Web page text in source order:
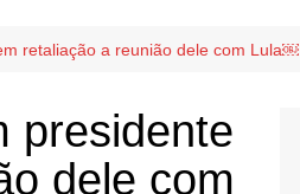
retaliação a reunião dele com Lula￼
presidente
dele com